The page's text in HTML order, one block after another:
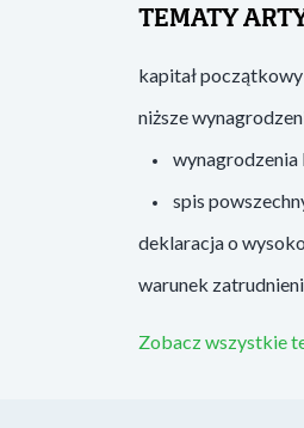
TEMATY
kapitał początkowy
niższe
spis
deklaracja o
warunek
Zobacz wszystkie